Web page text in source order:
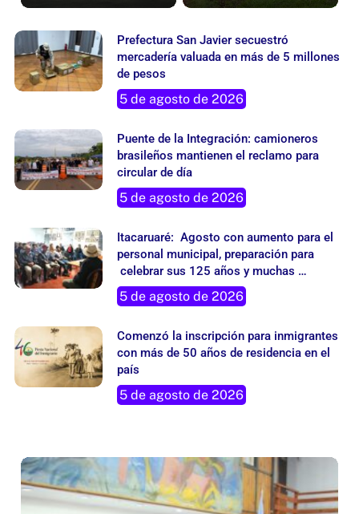
Prefectura San Javier secuestró
mercadería valuada en más de 5 millones
de pesos
5 de agosto de 2026
Puente de la Integración: camioneros
brasileños mantienen el reclamo para
circular de día
5 de agosto de 2026
Itacaruaré: Agosto con aumento para el
personal municipal, preparación para
celebrar sus 125 años y muchas
actividades
5 de agosto de 2026
Comenzó la inscripción para inmigrantes
con más de 50 años de residencia en el
país
5 de agosto de 2026